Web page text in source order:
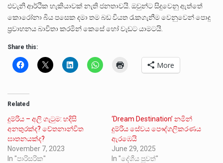
එවැනි ආර්ථික හැකියාවක් නැති ජනතාවයි. ඔවුන්ට සිදුවෙනු ඇත්තේ
කොරෝනා බිය පසෙක දමා තම බඩ වියත රැකගැනීම වෙනුවෙන් පොදු
ප්‍රවාහනය බාවිතා කරමින් කෙසේ හෝ වැඩට යාමටයි.
Share this:
More
Related
දුම්රිය – අලි ගැටුම: හදිසි
අනතුරක්ද? චේතනාන්විත
ඝාතනයක්ද?
November 7, 2023
In "පාරිසරික"
‘Dream Destination’ නමින්
දුම්රිය සේවය පෞද්ගලිකරණය
ඇරඹෙයි
June 29, 2025
In "දේශීය පුවත්"